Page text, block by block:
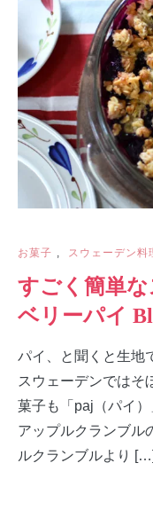
お菓子 , スウェーデン料
すごく簡単
ベリーパイ
パイ、と聞くと生地
スウェーデンではそ
菓子も「paj（パイ
アップルクランブル
ルクランブルより […]